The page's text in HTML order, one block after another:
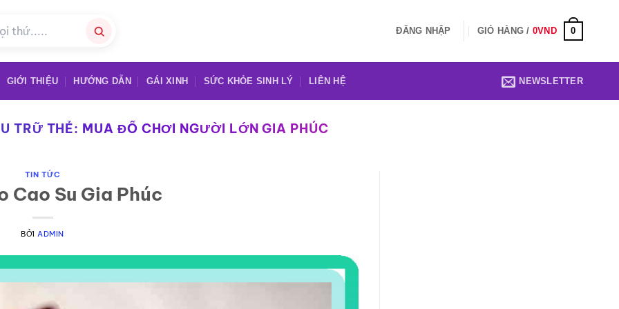
ĐĂNG NHẬP GIỎ HÀNG / 0VND 0
GIỚI THIỆU HƯỚNG DẪN GÁI XINH SỨC KHỎE SINH LÝ LIÊN HỆ NEWSLETTER
TRỮ THẺ: MUA ĐỒ CHƠI NGƯỜI LỚN GIA PHÚC
TIN TỨC
Cao Su Gia Phúc
BỞI ADMIN